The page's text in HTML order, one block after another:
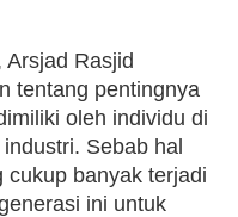
Arsjad Rasjid
tentang pentingnya
oleh individu di
Sebab hal
cukup banyak terjadi
ini untuk